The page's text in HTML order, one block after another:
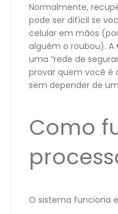
Normalmente,
pode ser difícil se
celular em mãos
alguém o roubou). A
uma “rede de
provar quem você é
sem depender de
Como
O sistema funciona